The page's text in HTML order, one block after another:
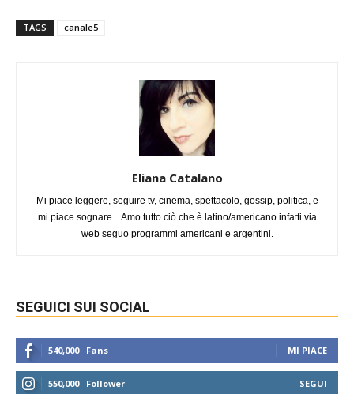
TAGS canale5
Eliana Catalano
Mi piace leggere, seguire tv, cinema, spettacolo, gossip, politica, e
mi piace sognare... Amo tutto ciò che è latino/americano infatti via
web seguo programmi americani e argentini.
SEGUICI SUI SOCIAL
540,000 Fans MI PIACE
550,000 Follower SEGUI